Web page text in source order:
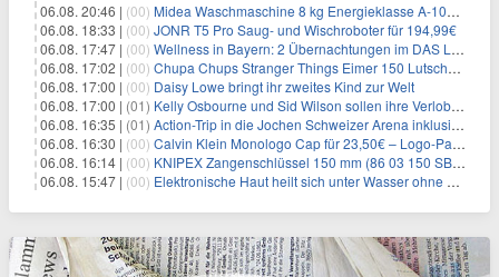
06.08. 20:46 | (00) Midea Waschmaschine 8 kg Energieklasse A-10% 1400 U/Min für 289,97€
06.08. 18:33 | (00) JONR T5 Pro Saug- und Wischroboter für 194,99€
06.08. 17:47 | (00) Wellness in Bayern: 2 Übernachtungen im DAS LUDWIG Sports Resort inkl. HP + Wellness ab 174€ p.P.
06.08. 17:02 | (00) Chupa Chups Stranger Things Eimer 150 Lutscher für 21,95€
06.08. 17:00 | (00) Daisy Lowe bringt ihr zweites Kind zur Welt
06.08. 17:00 | (01) Kelly Osbourne und Sid Wilson sollen ihre Verlobung gelöst haben
06.08. 16:35 | (01) Action-Trip in die Jochen Schweizer Arena inklusive Premium Hotel und Frühstück ab 59€ p.P.
06.08. 16:30 | (00) Calvin Klein Monologo Cap für 23,50€ – Logo-Patch, Baumwolle
06.08. 16:14 | (00) KNIPEX Zangenschlüssel 150 mm (86 03 150 SB) für 35,99€
06.08. 15:47 | (00) Elektronische Haut heilt sich unter Wasser ohne Strom